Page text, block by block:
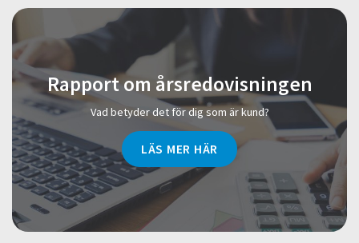
Rapport om årsredovisningen
Vad betyder det för dig som är kund?
LÄS MER HÄR